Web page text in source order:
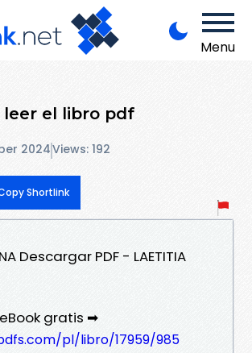
Menu
leer el libro pdf
2024Views: 192
Shortlink
Descargar PDF - LAETITIA
gratis ➡
pl/libro/17959/985